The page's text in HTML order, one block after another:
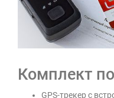
Комплект
GPS-трекер с